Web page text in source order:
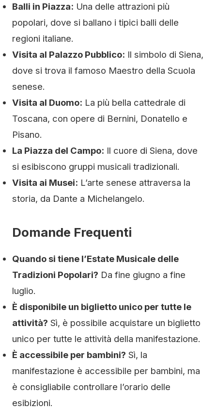
Balli in Piazza: Una delle attrazioni più
popolari, dove si ballano i tipici balli delle
regioni italiane.
Visita al Palazzo Pubblico: Il simbolo di Siena,
dove si trova il famoso Maestro della Scuola
senese.
Visita al Duomo: La più bella cattedrale di
Toscana, con opere di Bernini, Donatello e
Pisano.
La Piazza del Campo: Il cuore di Siena, dove
si esibiscono gruppi musicali tradizionali.
Visita ai Musei: L’arte senese attraversa la
storia, da Dante a Michelangelo.
Domande Frequenti
Quando si tiene l’Estate Musicale delle
Tradizioni Popolari? Da fine giugno a fine
luglio.
È disponibile un biglietto unico per tutte le
attività? Sì, è possibile acquistare un biglietto
unico per tutte le attività della manifestazione.
È accessibile per bambini? Sì, la
manifestazione è accessibile per bambini, ma
è consigliabile controllare l’orario delle
esibizioni.